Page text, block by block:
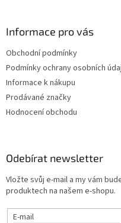
Informace pro vás
Obchodní podmínky
Podmínky ochrany osobních
Informace k nákupu
Prodávané značky
Hodnocení obchodu
Odebírat newsletter
Vložte svůj e-mail a my vám
produktech na našem e-shopu.
E-mail